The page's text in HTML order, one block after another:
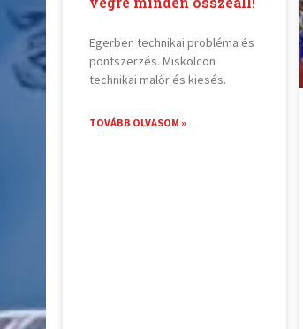
Egerben technikai probléma és
pontszerzés. Miskolcon
technikai malőr és kiesés.
TOVÁBB OLVASOM »